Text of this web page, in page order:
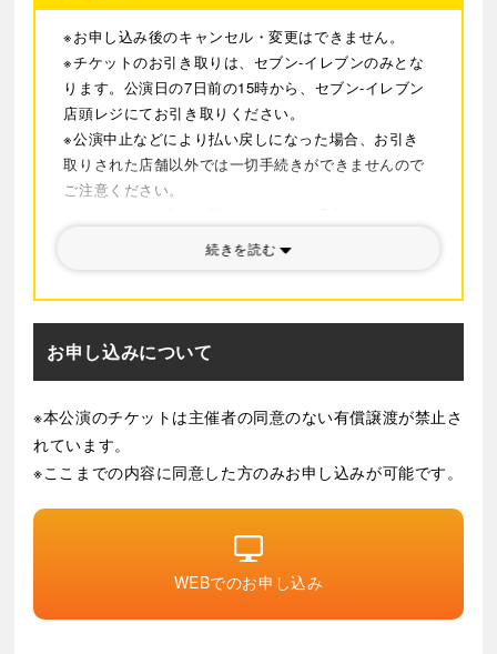
大一番”を繰り広げます。完全オリジナルストーリーは、
脚本・岩崎う大（かもめんたる）、演出・共同脚本の河
原雅彦が手がけ、演劇ならではの表現を自在に操り、ダ
イナミックに創り上げます。
2026年秋、福岡・博多座、東京・明治座、大阪・新歌舞
伎座の全国3都市を駆け巡り、さらに進化した『メイ
ジ・ザ・キャッツアイ』をお届けいたします。
華やかな表の顔と、クールに夜の街を駆ける怪盗として
の裏の顔－、唯一無二の怪盗エンターテインメントをお
▼舞台『メイジ・ザ・キャッツアイ』プロモーション映
像
続きを読む
※お申し込み後のキャンセル・変更はできません。
※チケットのお引き取りは、セブン-イレブンのみとな
ります。公演日の7日前の15時から、セブン-イレブン
店頭レジにてお引き取りください。
※公演中止などにより払い戻しになった場合、お引き
取りされた店舗以外では一切手続きができませんので
ご注意ください。
※チケットは紛失・盗難などいかなる場合でも再発行
はできませんのでご注意ください。
※やむを得ない事情により、公演内容、出演者並びに
スケジュールは変更となる場合がございます。
く、足元のスペースがやや狭く感じられる場合がござ
います。
※お申し込み前・ご来場前に、劇場サイトに掲載され
は、8/9(日)以降、明治座チケットセンター(03-3666-
6666)へご連絡ください。
※最新の情報については公式サイトをご確認くださ
お申し込みについて
※本公演のチケットは主催者の同意のない有償譲渡が禁止さ
れています。
※ここまでの内容に同意した方のみお申し込みが可能です。
WEBでのお申し込み